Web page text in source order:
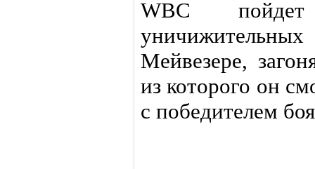
WBC
Мейвезере,
из которого он
с победителем